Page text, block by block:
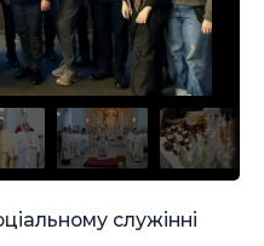
служінні